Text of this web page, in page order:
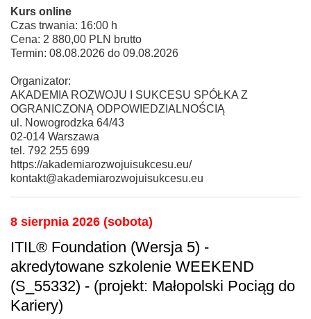
Kurs online
Czas trwania: 16:00 h
Cena: 2 880,00 PLN brutto
Termin: 08.08.2026 do 09.08.2026
Organizator:
AKADEMIA ROZWOJU I SUKCESU SPÓŁKA Z
OGRANICZONĄ ODPOWIEDZIALNOŚCIĄ
ul. Nowogrodzka 64/43
02-014 Warszawa
tel. 792 255 699
https://akademiarozwojuisukcesu.eu/
kontakt@akademiarozwojuisukcesu.eu
8 sierpnia 2026 (sobota)
ITIL® Foundation (Wersja 5) -
akredytowane szkolenie WEEKEND
(S_55332) - (projekt: Małopolski Pociąg do
Kariery)